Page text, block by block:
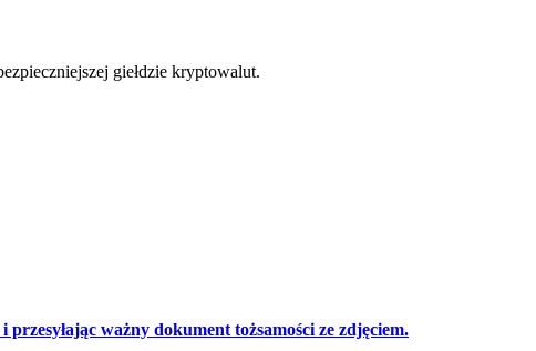
giełdzie kryptowalut.
ważny dokument tożsamości ze zdjęciem.